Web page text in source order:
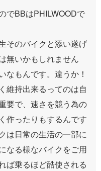
でBBはPHILWOODで
そのバイクと添い遂げ
無いかもしれません
なもんです。違うか！
維持出来るってのは自
要で、速さを競う為の
作ったりもするんです
は日常の生活の一部に
なる様なバイクをご用
ば乗るほど酷使される